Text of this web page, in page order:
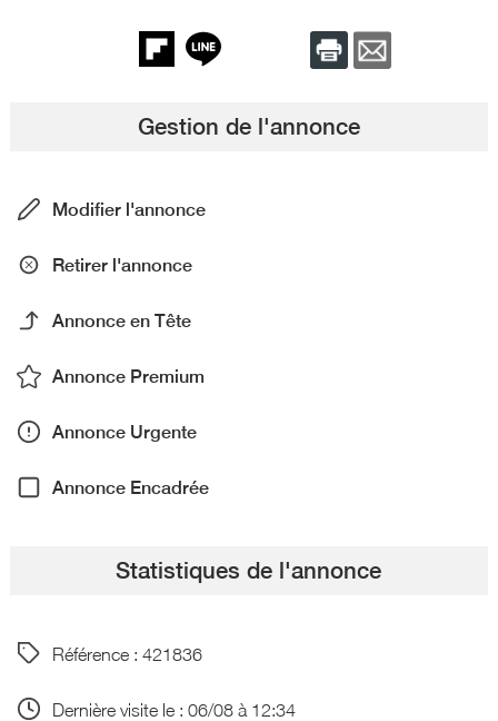
Gestion de l'annonce
Modifier l'annonce
Retirer l'annonce
Annonce en Tête
Annonce Premium
Annonce Urgente
Annonce Encadrée
Statistiques de l'annonce
Référence : 421836
Dernière visite le : 06/08 à 12:34